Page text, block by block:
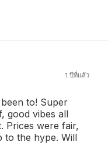
1 ปีที่แล้ว
to! Super
good vibes all
Prices were fair,
to the hype. Will